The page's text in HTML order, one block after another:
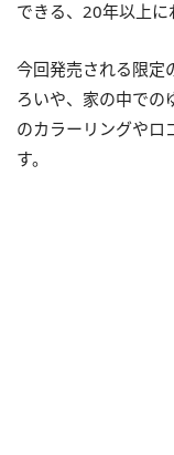
できる、20年以上に
今回発売される限定
ろいや、家の中での
のカラーリングやロ
す。